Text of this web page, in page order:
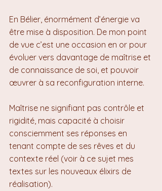
En Bélier, énormément d’énergie va
être mise à disposition. De mon point
de vue c’est une occasion en or pour
évoluer vers davantage de maîtrise et
de connaissance de soi, et pouvoir
œuvrer à sa reconfiguration interne.
Maîtrise ne signifiant pas contrôle et
rigidité, mais capacité à choisir
consciemment ses réponses en
tenant compte de ses rêves et du
contexte réel (voir à ce sujet mes
textes sur les nouveaux élixirs de
réalisation).